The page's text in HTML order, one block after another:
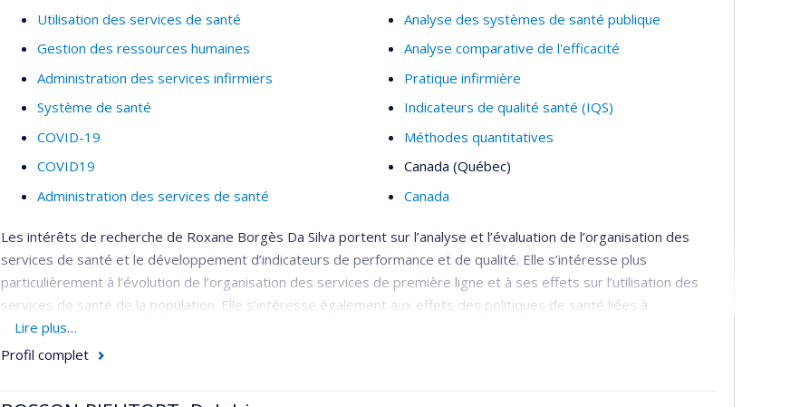
Utilisation des services de santé
Gestion des ressources humaines
Administration des services infirmiers
Système de santé
COVID-19
COVID19
Administration des services de santé
Analyse des systèmes de santé publique
Analyse comparative de l'efficacité
Pratique infirmière
Indicateurs de qualité santé (IQS)
Méthodes quantitatives
Canada (Québec)
Canada
Les intérêts de recherche de Roxane Borgès Da Silva portent sur l’analyse et l’évaluation de l’organisation des
services de santé et le développement d’indicateurs de performance et de qualité. Elle s’intéresse plus
particulièrement à l’évolution de l’organisation des services de première ligne et à ses effets sur l’utilisation des
services de santé de la population. Elle s’intéresse également aux effets des politiques de santé liées à
l’organisation des services de santé, aux pratiques professionnelles et aux collaborations.
Économie de la santé
Lire plus…
Profil complet